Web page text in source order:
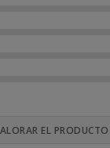
EL PRODUCTO